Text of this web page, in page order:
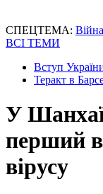
СПЕЦТЕМА:
ВСІ ТЕМИ
Вступ
Теракт в
У
перший
вірусу